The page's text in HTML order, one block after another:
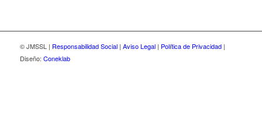
© JMSSL | Responsabilidad Social| Aviso Legal| Política de Privacidad |
Diseño: Coneklab